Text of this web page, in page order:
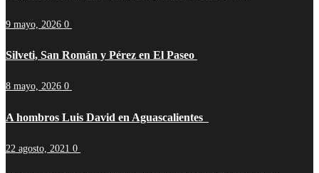
9 mayo, 2026 0
Silveti, San Román y Pérez en El Paseo
8 mayo, 2026 0
A hombros Luis David en Aguascalientes
22 agosto, 2021 0